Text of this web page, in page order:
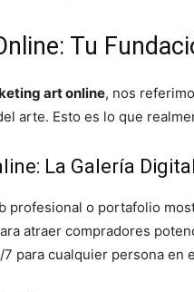
Tu
art online, nos
arte. Esto es lo que
La Galería
profesional o portafolio
atraer compradores
para cualquier persona en